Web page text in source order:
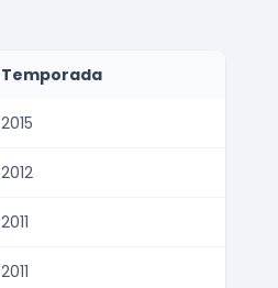
Temporada
2015
2012
2011
2011